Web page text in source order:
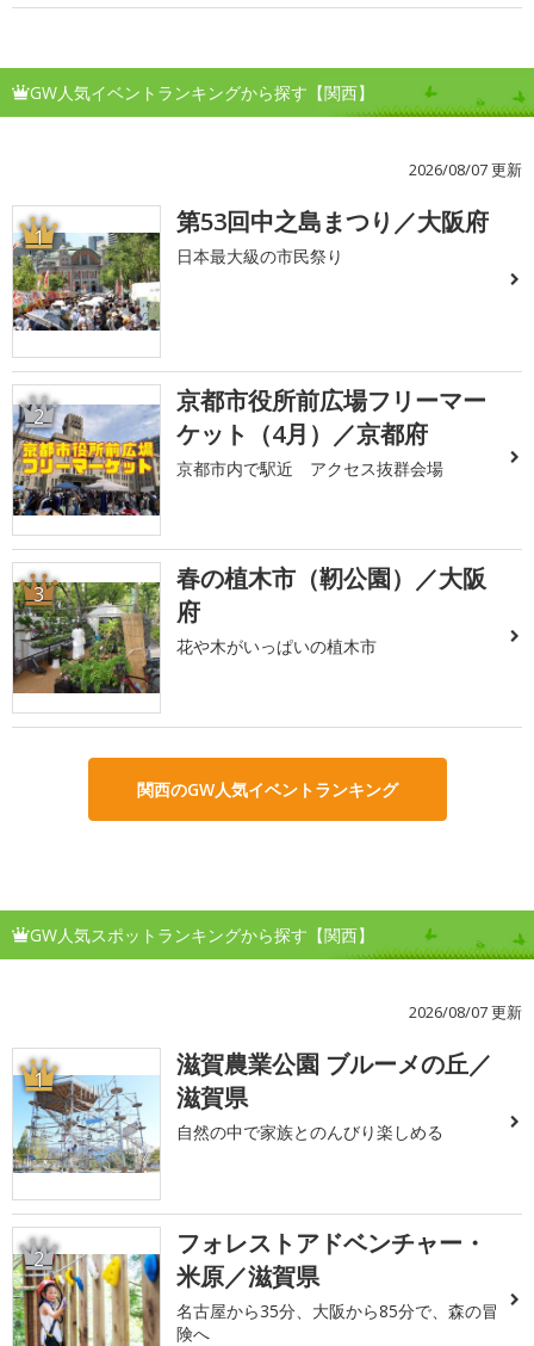
GW人気イベントランキングから探す【関西】
2026/08/07 更新
1 第53回中之島まつり／大阪府
日本最大級の市民祭り
2
京都市役所前広場フリーマー
ケット（4月）／京都府
京都市内で駅近 アクセス抜群会場
3
春の植木市（靭公園）／大阪
府
花や木がいっぱいの植木市
関西のGW人気イベントランキング
GW人気スポットランキングから探す【関西】
2026/08/07 更新
1
滋賀農業公園 ブルーメの丘／
滋賀県
自然の中で家族とのんびり楽しめる
2
フォレストアドベンチャー・
米原／滋賀県
名古屋から35分、大阪から85分で、森の冒
険へ